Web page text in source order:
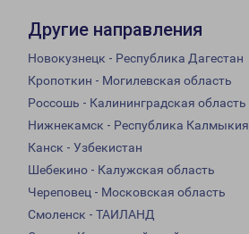
Другие направления
Новокузнецк - Республика Дагестан
Кропоткин - Могилевская область
Россошь - Калининградская область
Нижнекамск - Республика Калмыкия
Канск - Узбекистан
Шебекино - Калужская область
Череповец - Московская область
Смоленск - ТАИЛАНД